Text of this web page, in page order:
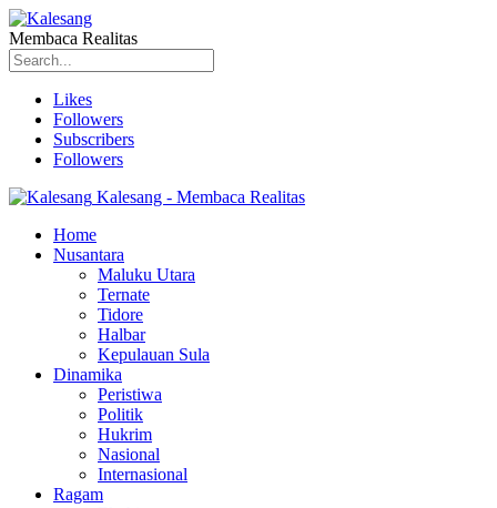
Membaca Realitas
Likes
Followers
Subscribers
Followers
Kalesang - Membaca Realitas
Home
Nusantara
Maluku Utara
Ternate
Tidore
Halbar
Kepulauan Sula
Dinamika
Peristiwa
Politik
Hukrim
Nasional
Internasional
Ragam